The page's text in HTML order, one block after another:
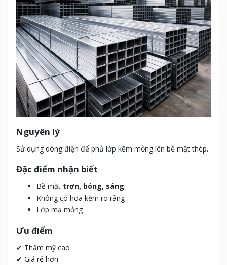
Nguyên lý
Sử dụng dòng điện để phủ lớp kẽm mỏng lên bề mặt thép.
Đặc điểm nhận biết
Bề mặt trơn, bóng, sáng
Không có hoa kẽm rõ ràng
Lớp mạ mỏng
Ưu điểm
✔ Thẩm mỹ cao
✔ Giá rẻ hơn